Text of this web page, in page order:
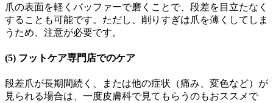
爪の表面を軽くバッファーで磨くことで、段差を目立たなく
することも可能です。ただし、削りすぎは爪を薄くしてしま
うため、注意が必要です。
(5) フットケア専門店でのケア
段差爪が長期間続く、または他の症状（痛み、変色など）が
見られる場合は、一度皮膚科で見てもらうのもおススメで